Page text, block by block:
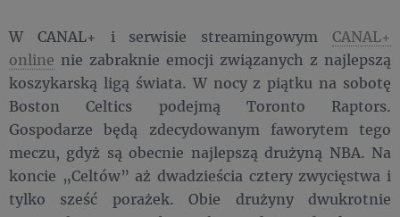
W CANAL+ i serwisie streamingowym CANAL+
online nie zabraknie emocji związanych z najlepszą
koszykarską ligą świata. W nocy z piątku na sobotę
Boston Celtics podejmą Toronto Raptors.
Gospodarze będą zdecydowanym faworytem tego
meczu, gdyż są obecnie najlepszą drużyną NBA. Na
koncie „Celtów” aż dwadzieścia cztery zwycięstwa i
tylko sześć porażek. Obie drużyny dwukrotnie